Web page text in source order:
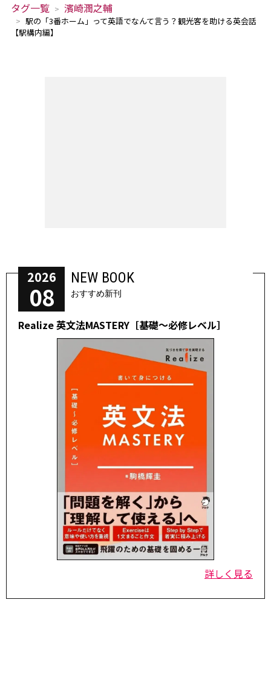
タグ一覧 濱崎潤之輔
駅の「3番ホーム」って英語でなんて言う？観光客を助ける英会話
【駅構内編】
2026
08
NEW BOOK
おすすめ新刊
Realize 英文法MASTERY［基礎～必修レベル］
詳しく見る